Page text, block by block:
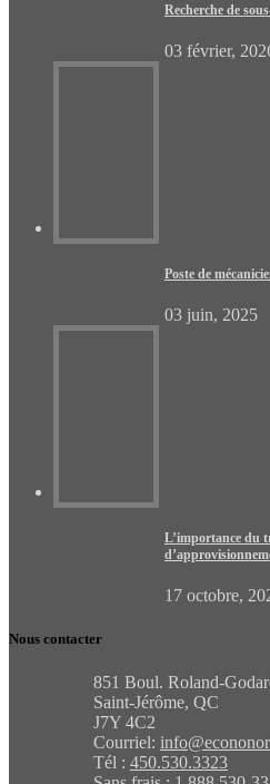
Recherche de
03 février,
Poste de
03 juin, 2025
L’importance du
17 octobre,
Nous contacter
851 Boul. Roland-
Saint-Jérôme, QC
J7Y 4C2
Courriel:
Tél : 450.530.3323